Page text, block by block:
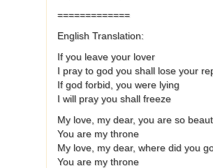
=============
English Translation:
If you leave your lover
I pray to god you shall lose your
If god forbid, you were lying
I will pray you shall freeze
My love, my dear, you are so
You are my throne
My love, my dear, where did you
You are my throne